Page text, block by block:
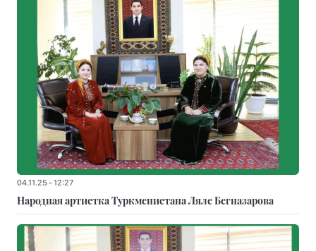
04.11.25 - 12:27
Народная артистка Туркменистана Ляле Бегназарова